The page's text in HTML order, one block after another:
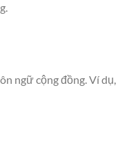
ngữ cộng đồng. Ví dụ,